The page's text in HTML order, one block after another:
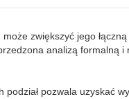
może zwiększyć jego
analizą formalną i
podział pozwala uzyskać